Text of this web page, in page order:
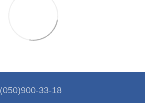
(050)900-33-18